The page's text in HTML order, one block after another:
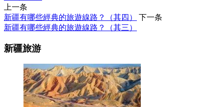
上一条
新疆有哪些經典的旅遊線路？（其四）
下一条
新疆有哪些經典的旅遊線路？（其三）
新疆旅游